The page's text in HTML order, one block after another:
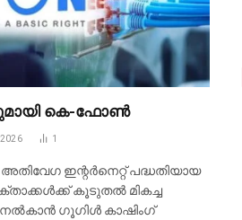
കെ-ഫോൺ
1
അതിവേഗ ഇന്റർനെറ്റ് പദ്ധതിയായ
കൂടുതൽ മികച്ച
നൽകാൻ ഗൂഗിൾ കാഷിംഗ്